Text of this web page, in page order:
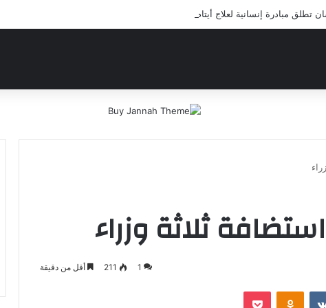
مبادرة إنسانية لعلاج أيتام مدرسة كافل اليتيم
ثلاثة وزراء
1
211 أقل من دقيقة
Odnoklassniki
‫Pocket